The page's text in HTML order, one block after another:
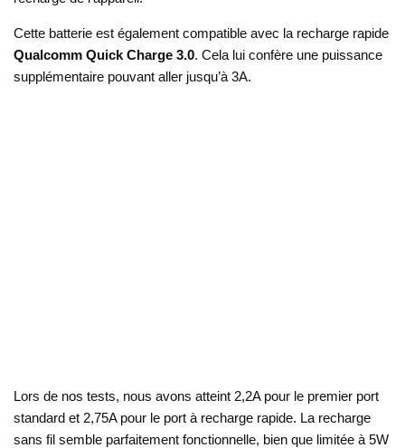
Cette batterie est également compatible avec la recharge rapide
Qualcomm Quick Charge 3.0. Cela lui confère une puissance
supplémentaire pouvant aller jusqu’à 3A.
Lors de nos tests, nous avons atteint 2,2A pour le premier port
standard et 2,75A pour le port à recharge rapide. La recharge
sans fil semble parfaitement fonctionnelle, bien que limitée à 5W